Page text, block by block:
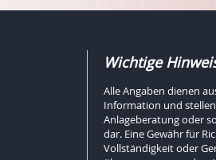
Wichtige
Alle Angaben dienen
Information und
Anlageberatung oder
dar. Eine Gewähr für
Vollständigkeit oder